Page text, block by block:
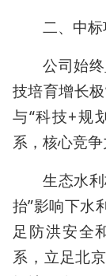
二、中
公司始
技培育增长
与“科技+规
系，核心竞争
生态水
抬”影响下水
足防洪安全
系，立足北